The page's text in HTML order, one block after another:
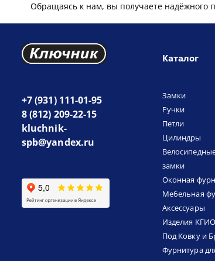
Обращаясь к нам, вы получаете надёжного
+7 (931) 111-01-95
8 (812) 209-22-15
kluchnik-
spb@yandex.ru
Каталог
Замки
Ручки
Петли
Цилиндры
замки
Оконная
Мебельная
Аксессуары
Изделия
Под Ковку и
Фурнитура